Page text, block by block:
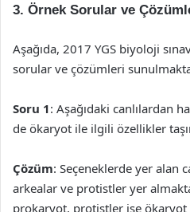
3. Örnek Sorular ve
Aşağıda, 2017 YGS biyoloji
sorular ve çözümleri
Soru 1: Aşağıdaki canlılardan
de ökaryot ile ilgili özellikler
Çözüm: Seçeneklerde yer alan
arkealar ve protistler yer
prokaryot, protistler ise ökaryot